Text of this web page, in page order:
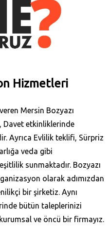
Hizmetleri
Mersin Bozyazı
Davet etkinliklerinde
Ayrıca Evlilik teklifi, Sürpriz
veda gibi
sunmaktadır. Bozyazı
olarak adımızdan
bir şirketiz. Aynı
bütün taleplerinizi
ve öncü bir firmayız.